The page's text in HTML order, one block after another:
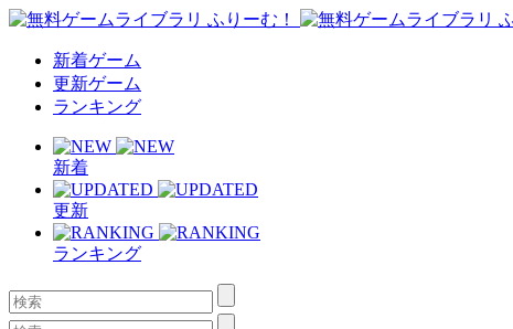
新着ゲーム
更新ゲーム
ランキング
新着
更新
ランキング